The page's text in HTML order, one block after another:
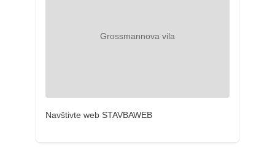
Navštivte web STAVBAWEB